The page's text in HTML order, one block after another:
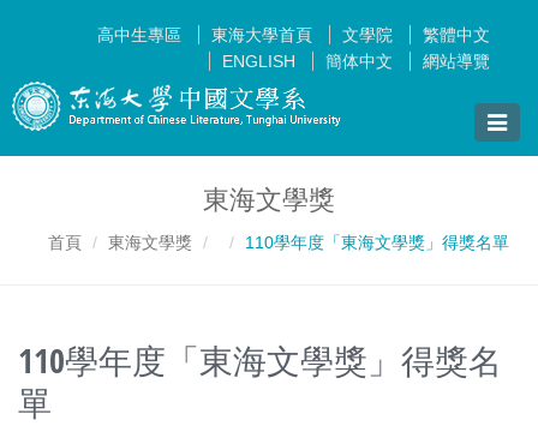
高中生專區 東海大學首頁 文學院
繁體中文
ENGLISH
簡体中文 網站導覽
Toggle
東海文學獎
首頁 東海文學獎 110學年度「東海文學獎」得獎名單
110學年度「東海文學獎」得獎名
單